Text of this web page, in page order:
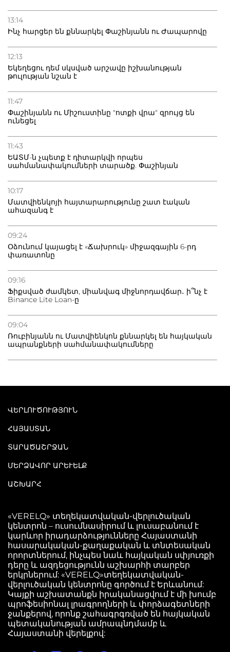
13:14
Ինչ հարցեր են քննարկել Փաշինյանն ու Ժապարովը
12:13
Եկեղեցու դեմ սկսված արշավը իշխանության
թուլության նշան է
11:47
Փաշինյանն ու Միշուստինը "ոտքի վրա" զրույց են
ունեցել
11:43
ԵԱՏՄ-ն չպետք է դիտարկվի որպես
սահմանափակումների տարածք. Փաշինյան
10:17
Մատվիենկոյի հայտարարությունը շատ էական
ահազանգ է
09:24
Օձունում կայացել է «Ճախրուկ» միջազգային 6-րդ
փառատոնը
09:16
Ֆիքսված ժամկետ, միանվագ միջնորդավճար․ ի՞նչ է
Binance Lite Loan-ը
09:04
Ռուբինյանն ու Մատվիենկոն քննարկել են հայկական
ապրանքների սահմանափակումները
ՎԵՐԼՈՒԾՈՒԹՅՈՒՆ
ՀԱՅԱՍՏԱՆ
ՏԱՐԱԾԱՇՐՋԱՆ
ՄԵՐՁԱՎՈՐ ԱՐԵՒԵԼՔ
ԱՇԽԱՐՀ
«VERELQ» տեղեկատվական-վերլուծական
կենտրոն – ուսումնասիրում և լուսաբանում է
կարևոր իրադարձությունները Հայաստանի
հասարակական-քաղաքական և տնտեսական
որորտներում, ինչպես նաև հայկական սփյուռքի
դերը և ազդեցությունն աշխարհի տարբեր
երկրներում: «VERELQ»տեղեկատվական-
վերլուծական կենտրոնը գործում է Երևանում:
Կայքի աշխատանքն իրականացվում է մի խումբ
պրոֆեսիոնալ լրագրողների և փորձագետների
ջանքերով, որոնք շահագրգռված են հայկական
պետականության ամրապնդմամբ և
Հայաստանի վերելքով: